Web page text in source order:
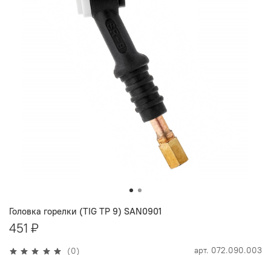
(0) арт. 072.090.003
Головка горелки (TIG TP 9) SAN0901
451 ₽